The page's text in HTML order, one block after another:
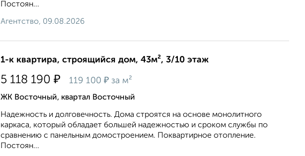
Постоян...
Агентство, 09.08.2026
1-к квартира, строящийся дом, 43м², 3/10 этаж
5 118 190 ₽ 119 100 ₽ за м²
ЖК Восточный, квартал Восточный
Надежность и долговечность. Дома строятся на основе монолитного
каркаса, который обладает большей надежностью и сроком службы по
сравнению с панельным домостроением. Поквартирное отопление.
Постоян...